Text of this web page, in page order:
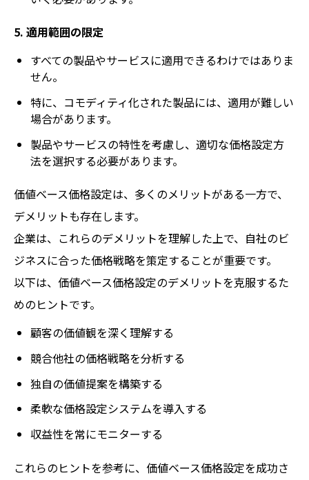
5. 適用範囲の限定
すべての製品やサービスに適用できるわけではありま
せん。
特に、コモディティ化された製品には、適用が難しい
場合があります。
製品やサービスの特性を考慮し、適切な価格設定方
法を選択する必要があります。
価値ベース価格設定は、多くのメリットがある一方で、
デメリットも存在します。
企業は、これらのデメリットを理解した上で、自社のビ
ジネスに合った価格戦略を策定することが重要です。
以下は、価値ベース価格設定のデメリットを克服するた
めのヒントです。
顧客の価値観を深く理解する
競合他社の価格戦略を分析する
独自の価値提案を構築する
柔軟な価格設定システムを導入する
収益性を常にモニターする
これらのヒントを参考に、価値ベース価格設定を成功さ